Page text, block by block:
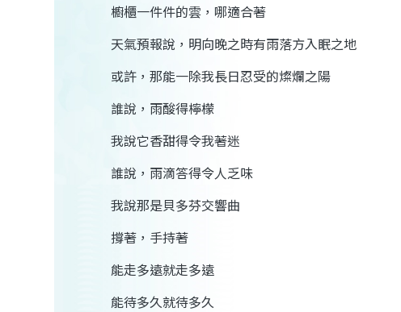
櫥櫃一件件的雲，哪適合著
天氣預報說，明向晚之時有雨落方入眠之地
或許，那能一除我長日忍受的燦爛之陽
誰說，雨酸得檸檬
我說它香甜得令我著迷
誰說，雨滴答得令人乏味
我說那是貝多芬交響曲
撐著，手持著
能走多遠就走多遠
能待多久就待多久